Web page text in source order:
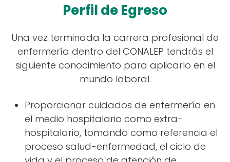
Perfil de Egreso
Una vez terminada la carrera profesional de
enfermería dentro del CONALEP tendrás el
siguiente conocimiento para aplicarlo en el
mundo laboral.
Proporcionar cuidados de enfermería en
el medio hospitalario como extra-
hospitalario, tomando como referencia el
proceso salud-enfermedad, el ciclo de